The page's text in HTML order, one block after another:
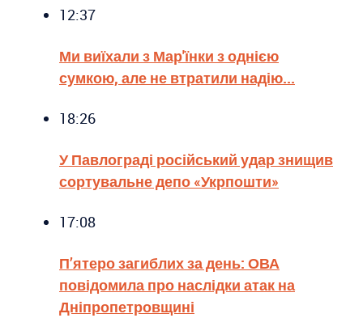
12:37
Ми виїхали з Мар'їнки з однією
сумкою, але не втратили надію...
18:26
У Павлограді російський удар знищив
сортувальне депо «Укрпошти»
17:08
П’ятеро загиблих за день: ОВА
повідомила про наслідки атак на
Дніпропетровщині